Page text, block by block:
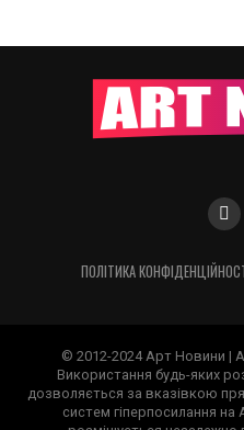
ПОЛІТИКА
© 2012-2024 Арт Новини |
Використання будь-яких
дозволяється за вказівкою
систем гіперпосилання